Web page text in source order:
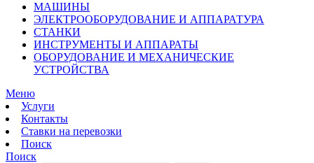
МАШИНЫ
ЭЛЕКТРООБОРУДОВАНИЕ И АППАРАТУРА
СТАНКИ
ИНСТРУМЕНТЫ И АППАРАТЫ
ОБОРУДОВАНИЕ И МЕХАНИЧЕСКИЕ
УСТРОЙСТВА
Меню
Услуги
Контакты
Ставки на перевозки
Поиск
Поиск